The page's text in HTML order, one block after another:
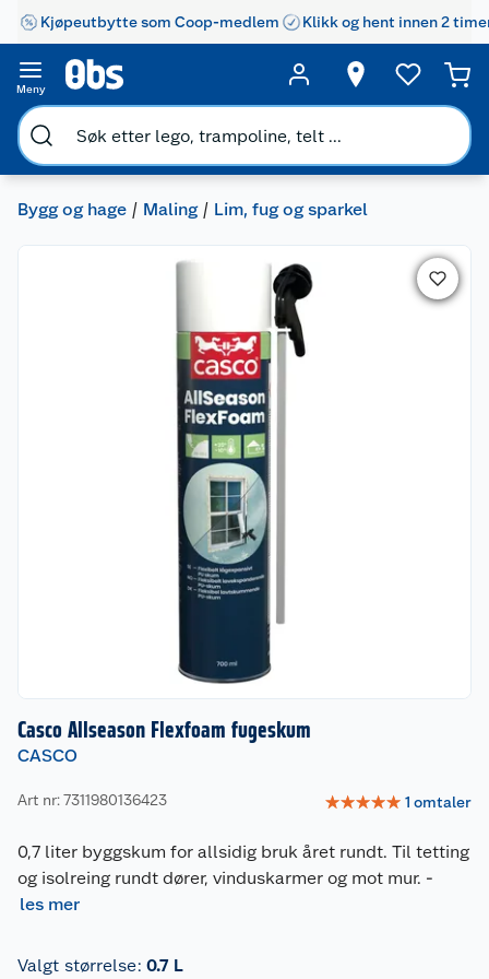
Kjøpeutbytte som Coop-medlem Klikk og hent innen 2
Meny
Bygg og hage Maling Lim, fug og sparkel
Casco Allseason Flexfoam fugeskum
CASCO
Art nr: 7311980136423 ☆☆☆☆☆ 1 omtaler
0,7 liter byggskum for allsidig bruk året rundt. Til tetting
og isolreing rundt dører, vinduskarmer og mot mur. -
les mer
Valgt størrelse: 0.7 L